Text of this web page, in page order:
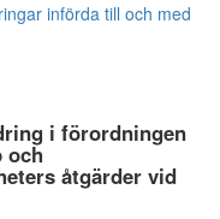
införda till och med
i förordningen
och
åtgärder vid